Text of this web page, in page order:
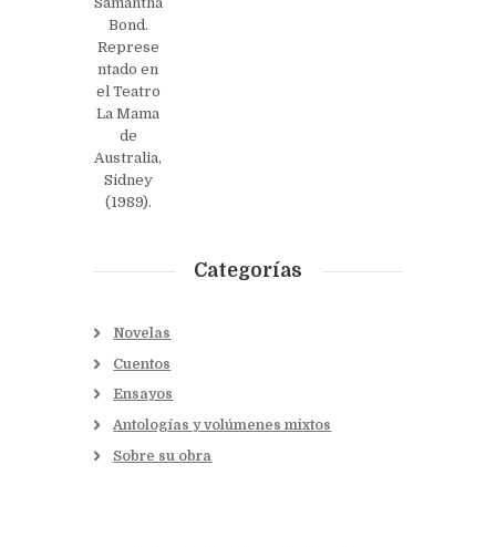
Bond.
Represe
ntado en
el Teatro
La Mama
de
Australia,
Sidney
(1989).
Categorías
Novelas
Cuentos
Ensayos
Antologías y volúmenes mixtos
Sobre su obra